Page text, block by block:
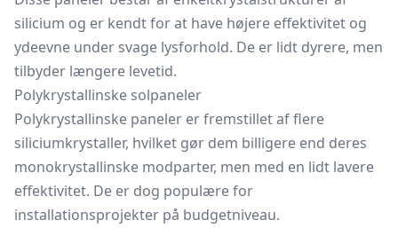
silicium og er kendt for at have højere effektivitet og
ydeevne under svage lysforhold. De er lidt dyrere, men
tilbyder længere levetid.
Polykrystallinske solpaneler
Polykrystallinske paneler er fremstillet af flere
siliciumkrystaller, hvilket gør dem billigere end deres
monokrystallinske modparter, men med en lidt lavere
effektivitet. De er dog populære for
installationsprojekter på budgetniveau.